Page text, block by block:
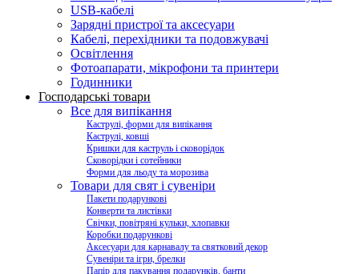
USB-кабелі
Зарядні пристрої та аксесуари
Кабелі, перехідники та подовжувачі
Освітлення
Фотоапарати, мікрофони та принтери
Годинники
Господарські товари
Все для випікання
Каструлі, форми для випікання
Каструлі, ковші
Кришки для каструль і сковорідок
Сковорідки і сотейники
Форми для льоду та морозива
Товари для свят і сувеніри
Пакети подарункові
Конверти та листівки
Свічки, повітряні кульки, хлопавки
Коробки подарункові
Аксесуари для карнавалу та святковий декор
Сувеніри та ігри, брелки
Папір для пакування подарунків, банти